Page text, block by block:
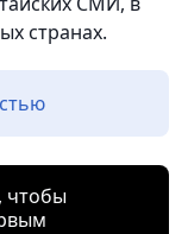
странах.
чтобы